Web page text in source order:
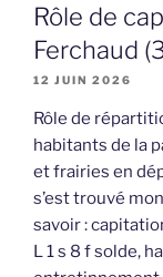
Rôle de
Ferchaud
12 JUIN 2026
Rôle de
habitants de la
et frairies en
s’est trouvé
savoir :
L 1 s 8 f solde,